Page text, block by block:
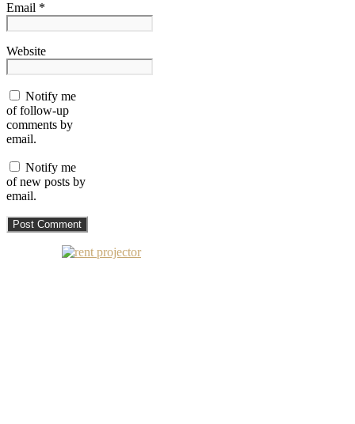
Email *
Website
Notify me
of follow-up
comments by
email.
Notify me
of new posts by
email.